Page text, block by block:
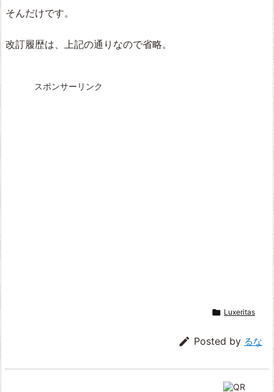
そんだけです。
改訂履歴は、上記の通りなので省略。
スポンサーリンク
 Luxeritas
 Posted by るな